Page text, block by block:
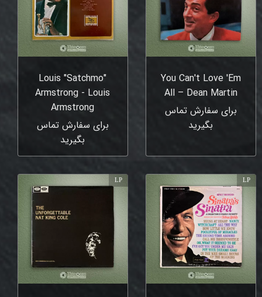
You Can't Love 'Em
All – Dean Martin
برای سفارش تماس
بگیرید
Louis "Satchmo"
Armstrong - Louis
Armstrong
برای سفارش تماس
بگیرید
LP
LP